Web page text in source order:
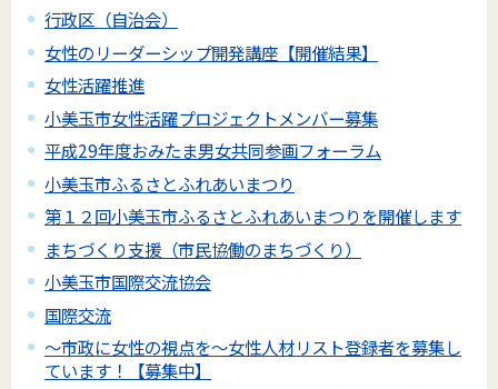
行政区（自治会）
女性のリーダーシップ開発講座【開催結果】
女性活躍推進
小美玉市女性活躍プロジェクトメンバー募集
平成29年度おみたま男女共同参画フォーラム
小美玉市ふるさとふれあいまつり
第１２回小美玉市ふるさとふれあいまつりを開催します
まちづくり支援（市民協働のまちづくり）
小美玉市国際交流協会
国際交流
～市政に女性の視点を～女性人材リスト登録者を募集し
ています！【募集中】